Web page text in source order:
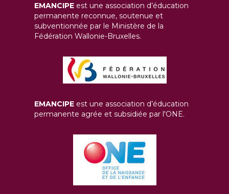
EMANCIPE est une association d’éducation
permanente reconnue, soutenue et
subventionnée par le Ministère de la
Fédération Wallonie-Bruxelles.
EMANCIPE est une association d’éducation
permanente agrée et subsidiée par l'ONE.